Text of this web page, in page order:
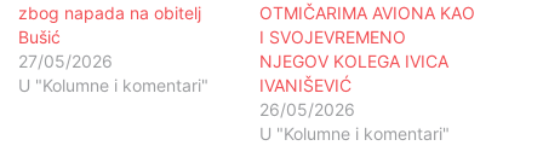
zbog napada na obitelj
Bušić
27/05/2026
U "Kolumne i komentari"
OTMIČARIMA AVIONA KAO
I SVOJEVREMENO
NJEGOV KOLEGA IVICA
IVANIŠEVIĆ
26/05/2026
U "Kolumne i komentari"